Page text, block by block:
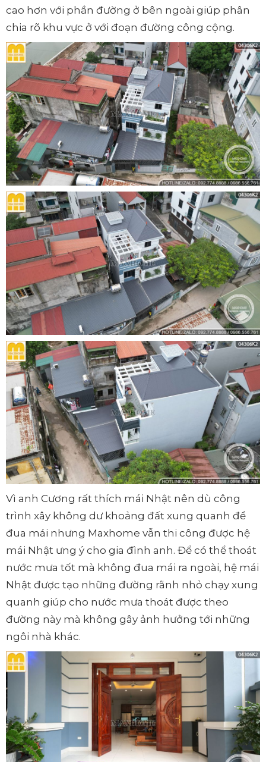
cao hơn với phần đường ở bên ngoài giúp phân
chia rõ khu vực ở với đoạn đường công cộng.
Vì anh Cương rất thích mái Nhật nên dù công
trình xây không dư khoảng đất xung quanh để
đua mái nhưng Maxhome vẫn thi công được hệ
mái Nhật ưng ý cho gia đình anh. Để có thể thoát
nước mưa tốt mà không đua mái ra ngoài, hệ mái
Nhật được tạo những đường rãnh nhỏ chạy xung
quanh giúp cho nước mưa thoát được theo
đường này mà không gây ảnh hưởng tới những
ngôi nhà khác.